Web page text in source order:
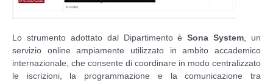
Lo strumento adottato dal Dipartimento èSona System, un
servizio online ampiamente utilizzato in ambito accademico
internazionale, che consente di coordinare in modo centralizzato
le iscrizioni, la programmazione e la comunicazione tra